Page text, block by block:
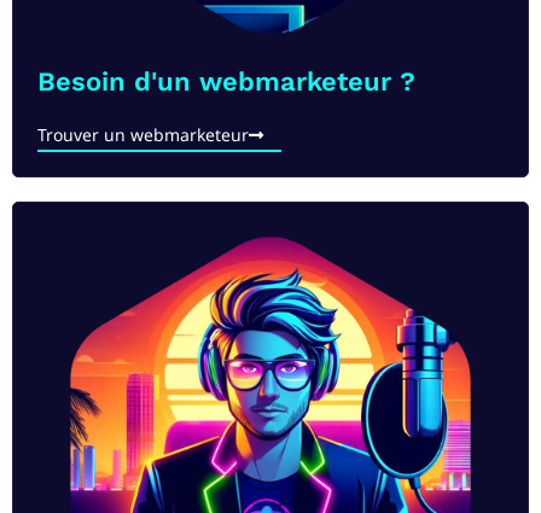
Besoin d'un webmarketeur ?
Trouver un webmarketeur